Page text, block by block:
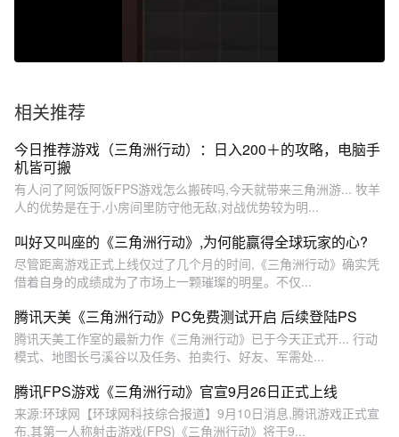
相关推荐
今日推荐游戏（三角洲行动）：日入200＋的攻略，电脑手
机皆可搬
有人问了阿饭阿饭FPS游戏怎么搬砖吗,今天就带来三角洲游... 牧羊
人的优势是在于,小房间里防守他无敌,对战优势较为明...
叫好又叫座的《三角洲行动》,为何能赢得全球玩家的心?
尽管距离游戏正式上线仅过了几个月的时间,《三角洲行动》确实凭
借着自身的成绩成为了市场上一颗璀璨的明星。不仅...
腾讯天美《三角洲行动》PC免费测试开启 后续登陆PS
腾讯天美工作室的最新力作《三角洲行动》已于今天正式开... 行动
模式、地图长弓溪谷以及任务、拍卖行、好友、军需处...
腾讯FPS游戏《三角洲行动》官宣9月26日正式上线
来源:环球网【环球网科技综合报道】9月10日消息,腾讯游戏正式宣
布,其第一人称射击游戏(FPS)《三角洲行动》将于9...